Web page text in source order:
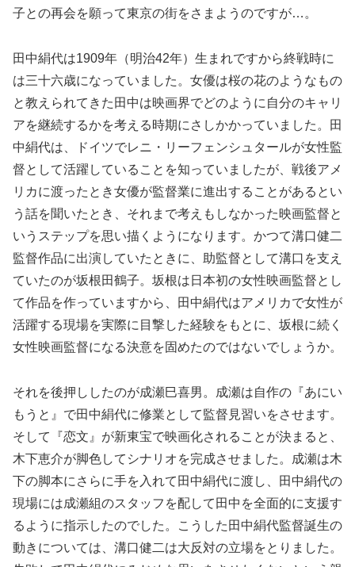
子との再会を願って東京の街をさまようのですが…。
田中絹代は1909年（明治42年）生まれですから終戦時に
は三十六歳になっていました。女優は桜の花のようなもの
と教えられてきた田中は映画界でどのように自分のキャリ
アを継続するかを考える時期にさしかかっていました。田
中絹代は、ドイツでレニ・リーフェンシュタールが女性監
督として活躍していることを知っていましたが、戦後アメ
リカに渡ったとき女優が監督業に進出することがあるとい
う話を聞いたとき、それまで考えもしなかった映画監督と
いうステップを思い描くようになります。かつて溝口健二
監督作品に出演していたときに、助監督として溝口を支え
ていたのが坂根田鶴子。坂根は日本初の女性映画監督とし
て作品を作っていますから、田中絹代はアメリカで女性が
活躍する現場を実際に目撃した経験をもとに、坂根に続く
女性映画監督になる決意を固めたのではないでしょうか。
それを後押ししたのが成瀬巳喜男。成瀬は自作の『あにい
もうと』で田中絹代に修業として監督見習いをさせます。
そして『恋文』が新東宝で映画化されることが決まると、
木下恵介が脚色してシナリオを完成させました。成瀬は木
下の脚本にさらに手を入れて田中絹代に渡し、田中絹代の
現場には成瀬組のスタッフを配して田中を全面的に支援す
るように指示したのでした。こうした田中絹代監督誕生の
動きについては、溝口健二は大反対の立場をとりました。